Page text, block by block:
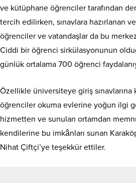
ve kütüphane öğrenciler tarafından
tercih edilirken, sınavlara hazırlanan
öğrenciler ve vatandaşlar da bu
Ciddi bir öğrenci sirkülasyonunun
günlük ortalama 700 öğrenci
Özellikle üniversiteye giriş sınavlarına
öğrenciler okuma evlerine yoğun ilgi
hizmetten ve sunulan ortamdan
kendilerine bu imkânları sunan
Nihat Çiftçi’ye teşekkür ettiler.